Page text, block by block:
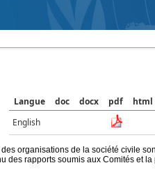
Langue doc docx pdf html
English
organisations de la société civile
des rapports soumis aux Comités et